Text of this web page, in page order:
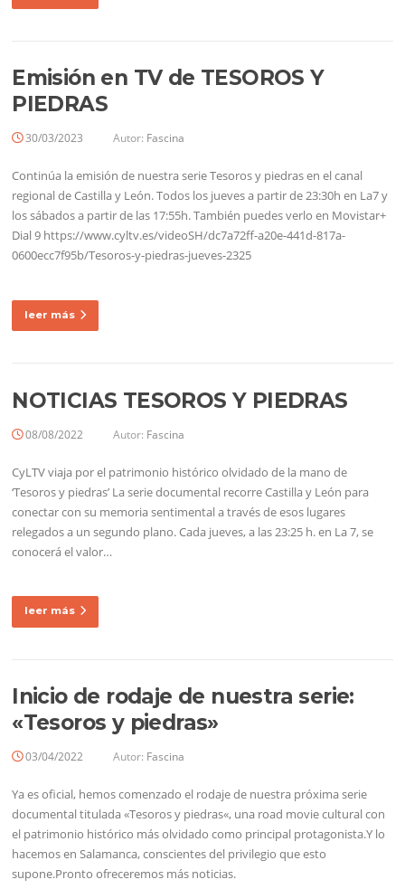
Emisión en TV de TESOROS Y
PIEDRAS
30/03/2023 Autor: Fascina
Continúa la emisión de nuestra serie Tesoros y piedras en el canal
regional de Castilla y León. Todos los jueves a partir de 23:30h en La7 y
los sábados a partir de las 17:55h. También puedes verlo en Movistar+
Dial 9 https://www.cyltv.es/videoSH/dc7a72ff-a20e-441d-817a-
0600ecc7f95b/Tesoros-y-piedras-jueves-2325
leer más
NOTICIAS TESOROS Y PIEDRAS
08/08/2022 Autor: Fascina
CyLTV viaja por el patrimonio histórico olvidado de la mano de
‘Tesoros y piedras’ La serie documental recorre Castilla y León para
conectar con su memoria sentimental a través de esos lugares
relegados a un segundo plano. Cada jueves, a las 23:25 h. en La 7, se
conocerá el valor…
leer más
Inicio de rodaje de nuestra serie:
«Tesoros y piedras»
03/04/2022 Autor: Fascina
Ya es oficial, hemos comenzado el rodaje de nuestra próxima serie
documental titulada «Tesoros y piedras«, una road movie cultural con
el patrimonio histórico más olvidado como principal protagonista.Y lo
hacemos en Salamanca, conscientes del privilegio que esto
supone.Pronto ofreceremos más noticias.